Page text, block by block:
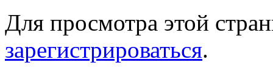
Для просмотра этой
зарегистрироваться.